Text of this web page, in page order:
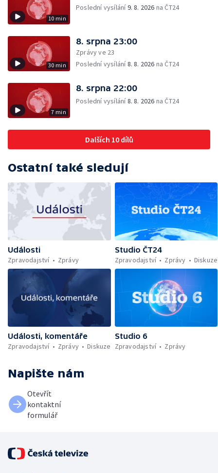
10 min
Poslední vysílání9. 8. 2026 na ČT24
30 min
8. srpna 23:00
Zprávy ve 23
Poslední vysílání8. 8. 2026 na ČT24
7 min
8. srpna 22:00
Poslední vysílání8. 8. 2026 na ČT24
Dalších 10 dílů
Ostatní také sledují
Události
Zpravodajství
Zprávy
Studio ČT24
Zpravodajství
Zprávy Diskuze
Události, komentáře
Zpravodajství
Zprávy Diskuze
Studio 6
Zpravodajství
Zprávy
Napište nám
Otevřít
kontaktní
formulář